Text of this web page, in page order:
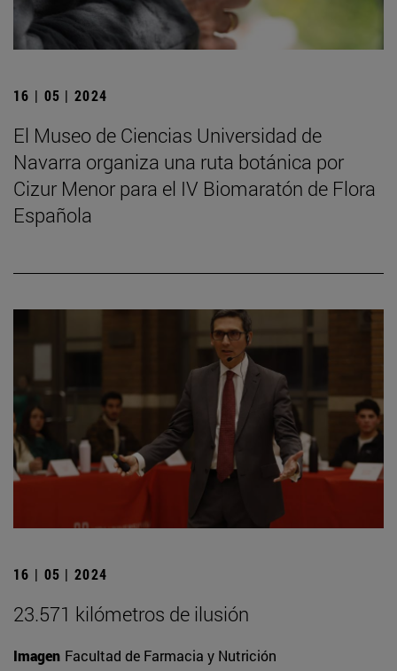
16 | 05 | 2024
El Museo de Ciencias Universidad de
Navarra organiza una ruta botánica por
Cizur Menor para el IV Biomaratón de Flora
Española
16 | 05 | 2024
23.571 kilómetros de ilusión
Imagen Facultad de Farmacia y Nutrición